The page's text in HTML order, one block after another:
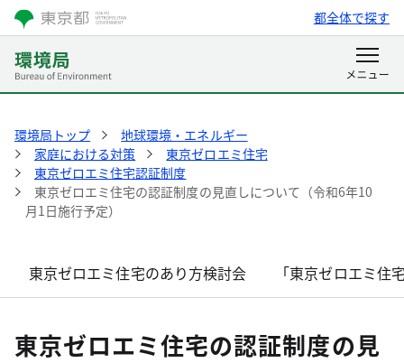
都全体で探す
環境局トップ
地球環境・エネルギー
家庭における対策
東京ゼロエミ住宅
東京ゼロエミ住宅認証制度
東京ゼロエミ住宅の認証制度の見直しについて（令和6年10
月1日施行予定）
東京ゼロエミ住宅のあり方検討会 「東京ゼロエミ住
東京ゼロエミ住宅の認証制度の見